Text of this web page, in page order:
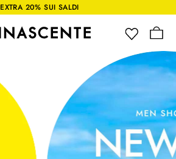
EXTRA 20% SUI SALDI